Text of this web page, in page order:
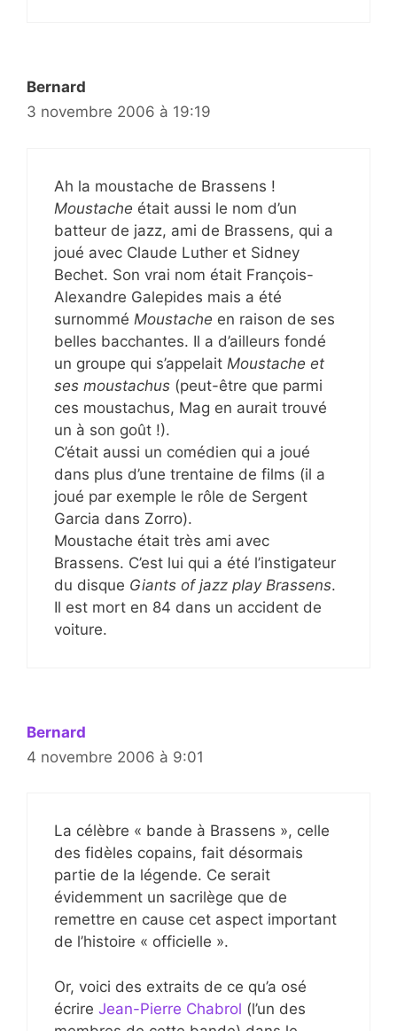
Bernard
3 novembre 2006 à 19:19
Ah la moustache de Brassens !
Moustache était aussi le nom d’un
batteur de jazz, ami de Brassens, qui a
joué avec Claude Luther et Sidney
Bechet. Son vrai nom était François-
Alexandre Galepides mais a été
surnommé Moustache en raison de ses
belles bacchantes. Il a d’ailleurs fondé
un groupe qui s’appelait Moustache et
ses moustachus (peut-être que parmi
ces moustachus, Mag en aurait trouvé
un à son goût !).
C’était aussi un comédien qui a joué
dans plus d’une trentaine de films (il a
joué par exemple le rôle de Sergent
Garcia dans Zorro).
Moustache était très ami avec
Brassens. C’est lui qui a été l’instigateur
du disque Giants of jazz play Brassens.
Il est mort en 84 dans un accident de
voiture.
Bernard
4 novembre 2006 à 9:01
La célèbre « bande à Brassens », celle
des fidèles copains, fait désormais
partie de la légende. Ce serait
évidemment un sacrilège que de
remettre en cause cet aspect important
de l’histoire « officielle ».
Or, voici des extraits de ce qu’a osé
écrire Jean-Pierre Chabrol (l’un des